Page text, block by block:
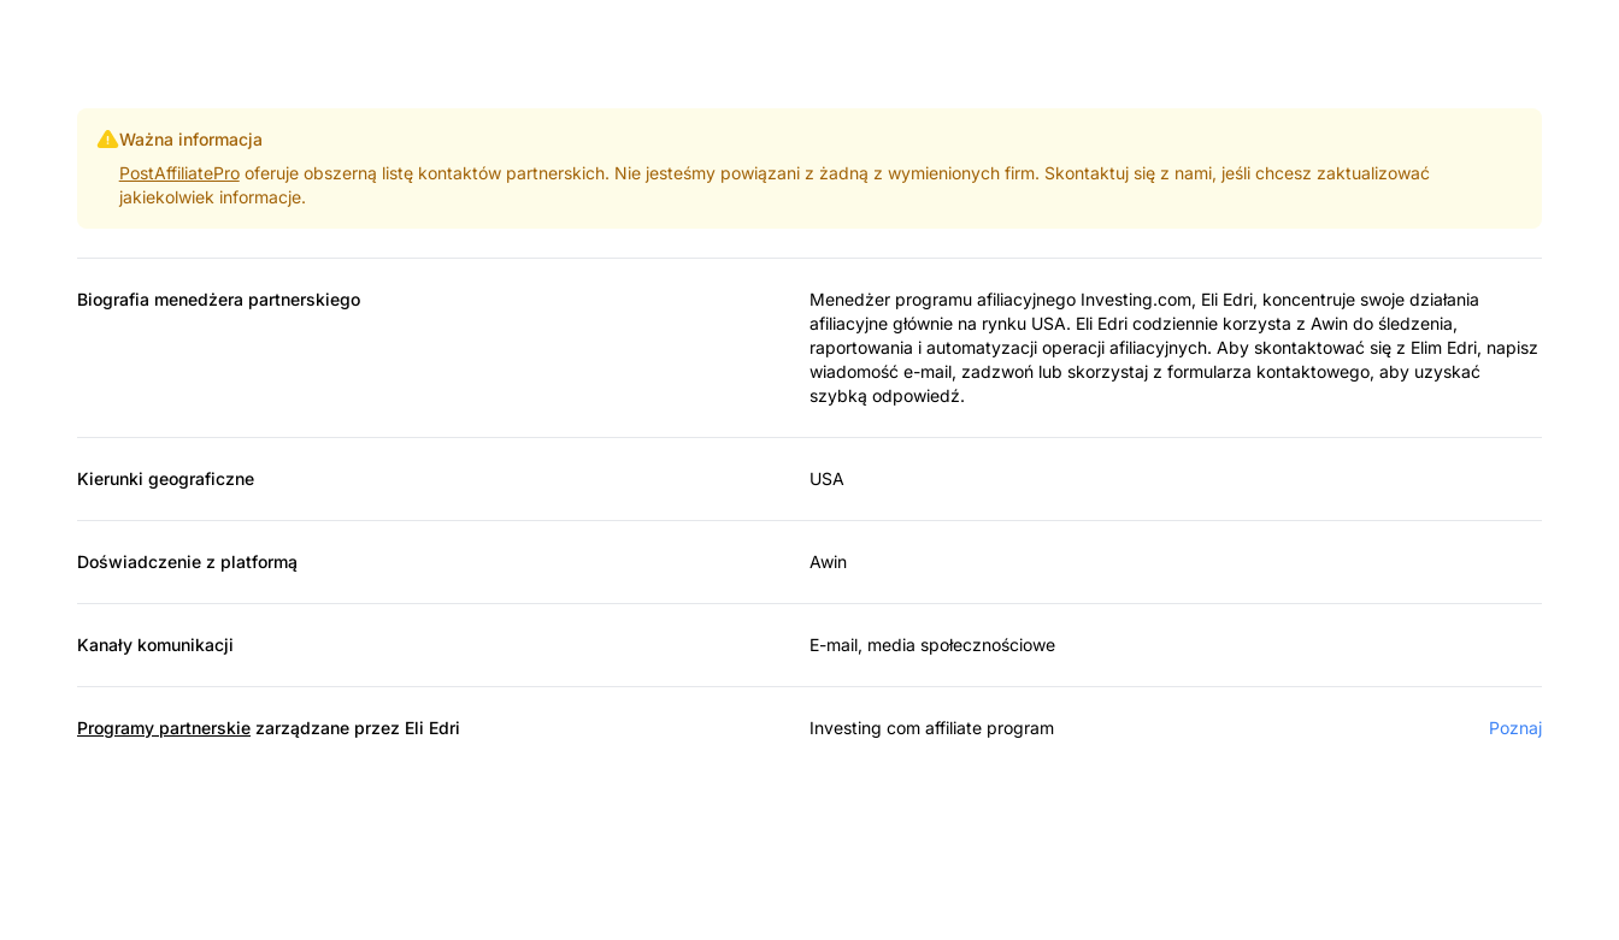
Ważna informacja
PostAffiliateProoferuje obszerną listę kontaktów partnerskich. Nie jesteśmy powiązani z żadną z wymienionych firm. Skontaktuj się z nami, jeśli chcesz zaktualizować
jakiekolwiek informacje.
Biografia menedżera partnerskiego
Menedżer programu afiliacyjnego Investing.com, Eli Edri, koncentruje swoje działania
afiliacyjne głównie na rynku USA. Eli Edri codziennie korzysta z Awin do śledzenia,
raportowania i automatyzacji operacji afiliacyjnych. Aby skontaktować się z Elim Edri, napisz
wiadomość e-mail, zadzwoń lub skorzystaj z formularza kontaktowego, aby uzyskać
szybką odpowiedź.
Kierunki geograficzne USA
Doświadczenie z platformą Awin
Kanały komunikacji E-mail, media społecznościowe
Programy partnerskie zarządzane przez Eli Edri Investing com affiliate program Poznaj